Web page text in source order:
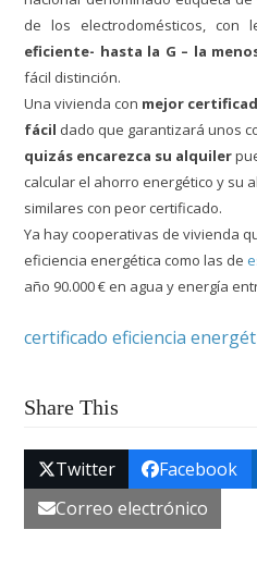
de los electrodomésticos, con
eficiente- hasta la G – la
fácil distinción.
Una vivienda con mejor
fácil dado que garantizará unos
quizás encarezca su alquiler
calcular el ahorro energético y su
similares con peor certificado.
Ya hay cooperativas de vivienda
eficiencia energética como las de
año 90.000 € en agua y energía
certificado eficiencia
Share This
Twitter Facebook
Correo electrónico